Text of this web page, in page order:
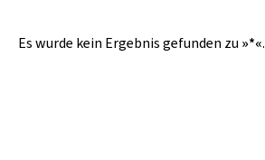
Es wurde kein Ergebnis gefunden zu »*«.